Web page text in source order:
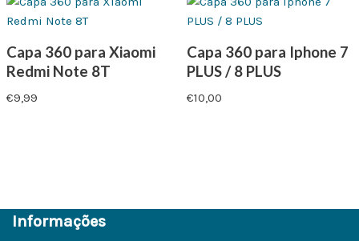
Capa 360 para Xiaomi
Redmi Note 8T
€9,99
Capa 360 para Iphone 7
PLUS / 8 PLUS
€10,00
Informações